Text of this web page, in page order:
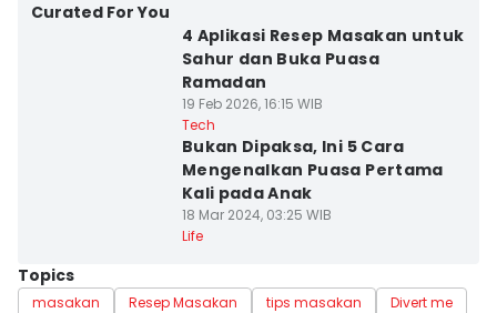
Curated For You
4 Aplikasi Resep Masakan untuk
Sahur dan Buka Puasa
Ramadan
19 Feb 2026, 16:15 WIB
Tech
Bukan Dipaksa, Ini 5 Cara
Mengenalkan Puasa Pertama
Kali pada Anak
18 Mar 2024, 03:25 WIB
Life
Topics
masakan Resep Masakan tips masakan Divert me